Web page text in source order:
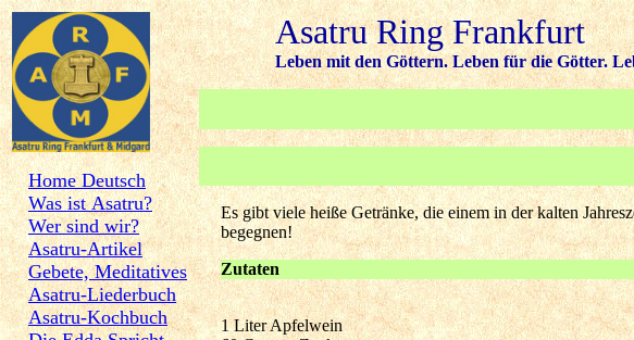
Home Deutsch
Was ist Asatru?
Wer sind wir?
Asatru-Artikel
Gebete, Meditatives
Asatru-Liederbuch
Asatru-Kochbuch
Asatru Ring Frankfurt
Leben mit den Göttern. Leben für die Götter.
Es gibt viele heiße Getränke, die einem in der kalten
begegnen!
Zutaten
1 Liter Apfelwein